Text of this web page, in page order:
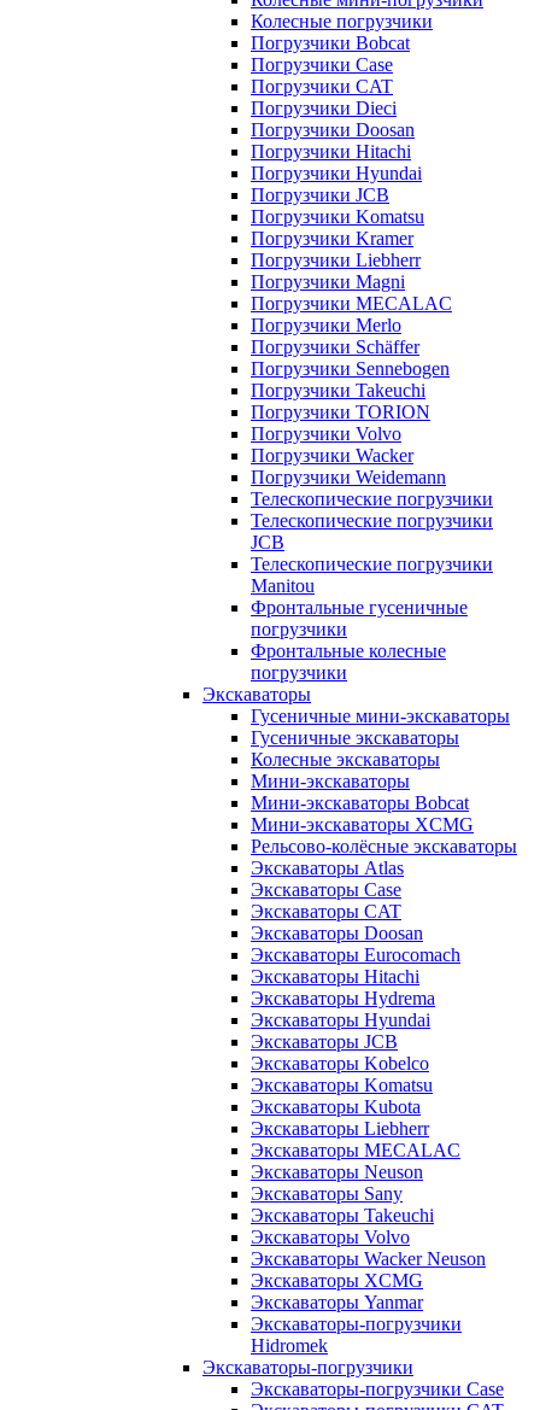
Колесные погрузчики
Погрузчики Bobcat
Погрузчики Case
Погрузчики CAT
Погрузчики Dieci
Погрузчики Doosan
Погрузчики Hitachi
Погрузчики Hyundai
Погрузчики JCB
Погрузчики Komatsu
Погрузчики Kramer
Погрузчики Liebherr
Погрузчики Magni
Погрузчики MECALAC
Погрузчики Merlo
Погрузчики Schäffer
Погрузчики Sennebogen
Погрузчики Takeuchi
Погрузчики TORION
Погрузчики Volvo
Погрузчики Wacker
Погрузчики Weidemann
Телескопические погрузчики
Телескопические погрузчики
JCB
Телескопические погрузчики
Manitou
Фронтальные гусеничные
погрузчики
Фронтальные колесные
погрузчики
Экскаваторы
Гусеничные мини-экскаваторы
Гусеничные экскаваторы
Колесные экскаваторы
Мини-экскаваторы
Мини-экскаваторы Bobcat
Мини-экскаваторы XCMG
Рельсово-колёсные экскаваторы
Экскаваторы Atlas
Экскаваторы Case
Экскаваторы CAT
Экскаваторы Doosan
Экскаваторы Eurocomach
Экскаваторы Hitachi
Экскаваторы Hydrema
Экскаваторы Hyundai
Экскаваторы JCB
Экскаваторы Kobelco
Экскаваторы Komatsu
Экскаваторы Kubota
Экскаваторы Liebherr
Экскаваторы MECALAC
Экскаваторы Neuson
Экскаваторы Sany
Экскаваторы Takeuchi
Экскаваторы Volvo
Экскаваторы Wacker Neuson
Экскаваторы XCMG
Экскаваторы Yanmar
Экскаваторы-погрузчики
Hidromek
Экскаваторы-погрузчики
Экскаваторы-погрузчики Case